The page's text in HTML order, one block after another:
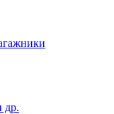
др.